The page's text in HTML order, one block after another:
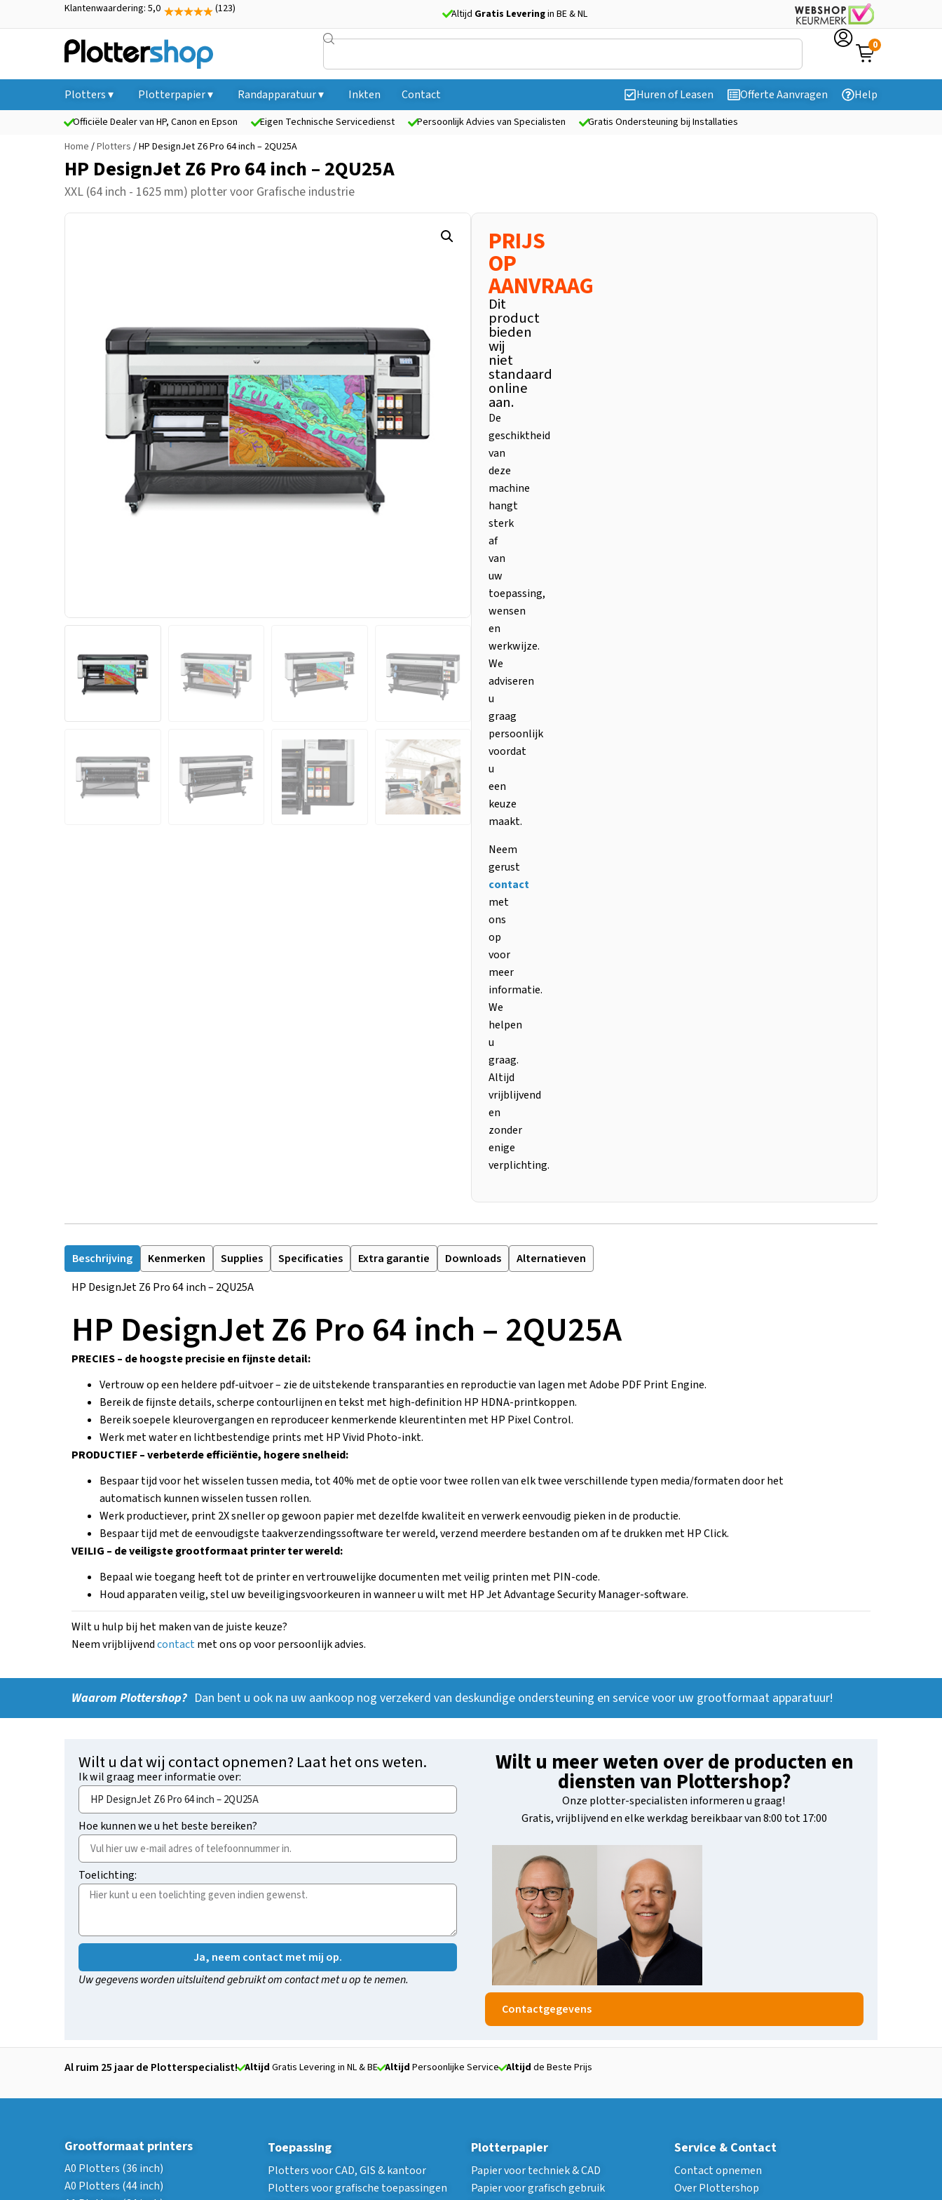
Klantenwaardering: 5,0 (123) Altijd Gratis Leveringin BE & NL
0
Plotters ▾ Plotterpapier ▾ Randapparatuur ▾ Inkten Contact Huren of Leasen Offerte Aanvragen Help
Officiële Dealer van HP, Canon en Epson Eigen Technische Servicedienst Persoonlijk Advies van Specialisten
Gratis Ondersteuning bij Installaties
Home /Plotters / HP DesignJet Z6 Pro 64 inch – 2QU25A
HP DesignJet Z6 Pro 64 inch – 2QU25A
XXL (64 inch - 1625 mm) plottervoor Grafische industrie
PRIJS
OP
AANVRAAG
Dit
product
bieden
wij
niet
standaard
online
aan.
De
geschiktheid
van
deze
machine
hangt
sterk
af
van
uw
toepassing,
wensen
en
werkwijze.
We
adviseren
u
graag
persoonlijk
voordat
u
een
keuze
maakt.
Neem
gerust
contact
met
ons
op
voor
meer
informatie.
We
helpen
u
graag.
Altijd
vrijblijvend
en
zonder
enige
verplichting.
Beschrijving Kenmerken Supplies Specificaties Extra garantie Downloads
Alternatieven
HP DesignJet Z6 Pro 64 inch – 2QU25A
HP DesignJet Z6 Pro 64 inch – 2QU25A
PRECIES – de hoogste precisie en fijnste detail:
Vertrouw op een heldere pdf-uitvoer – zie de uitstekende transparanties en reproductie van lagen met Adobe PDF Print Engine.
Bereik de fijnste details, scherpe contourlijnen en tekst met high-definition HP HDNA-printkoppen.
Bereik soepele kleurovergangen en reproduceer kenmerkende kleurentinten met HP Pixel Control.
Werk met water en lichtbestendige prints met HP Vivid Photo-inkt.
PRODUCTIEF – verbeterde efficiëntie, hogere snelheid:
Bespaar tijd voor het wisselen tussen media, tot 40% met de optie voor twee rollen van elk twee verschillende typen media/formaten door het
automatisch kunnen wisselen tussen rollen.
Werk productiever, print 2X sneller op gewoon papier met dezelfde kwaliteit en verwerk eenvoudig pieken in de productie.
Bespaar tijd met de eenvoudigste taakverzendingssoftware ter wereld, verzend meerdere bestanden om af te drukken met HP Click.
VEILIG – de veiligste grootformaat printer ter wereld:
Bepaal wie toegang heeft tot de printer en vertrouwelijke documenten met veilig printen met PIN-code.
Houd apparaten veilig, stel uw beveiligingsvoorkeuren in wanneer u wilt met HP Jet Advantage Security Manager-software.
Wilt u hulp bij het maken van de juiste keuze?
Neem vrijblijvendcontactmet ons op voor persoonlijk advies.
Waarom Plottershop? Dan bent u ook na uw aankoop nog verzekerd van deskundige ondersteuning en service voor uw grootformaat apparatuur!
Wilt u meer weten over de producten en
diensten van Plottershop?
Onze plotter-specialisten informeren u graag!
Gratis, vrijblijvend en elke werkdag bereikbaar van 8:00 tot 17:00
Contactgegevens
Wilt u dat wij contact opnemen? Laat het ons weten.
Ik wil graag meer informatie over:
Hoe kunnen we u het beste bereiken?
Toelichting:
Ja, neem contact met mij op.
Uw gegevens worden uitsluitend gebruikt om contact met u op te nemen.
Al ruim 25 jaar de Plotterspecialist! Altijd Gratis Levering in NL & BE Altijd Persoonlijke Service Altijd de Beste Prijs
Grootformaat printers
A0 Plotters (36 inch)
A0 Plotters (44 inch)
Toepassing
Plotters voor CAD, GIS & kantoor
Plotters voor grafische toepassingen
Plotterpapier
Papier voor techniek & CAD
Papier voor grafisch gebruik
Service & Contact
Contact opnemen
Over Plottershop